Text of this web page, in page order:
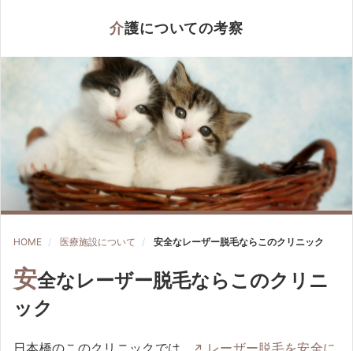
介護についての考察
HOME 医療施設について 安全なレーザー脱毛ならこのクリニック
安全なレーザー脱毛ならこのクリニ
ック
日本橋のこのクリニックでは、
レーザー脱毛を安全に